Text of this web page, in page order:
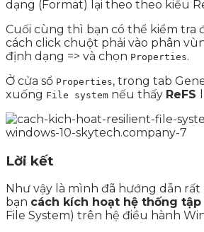
dạng (Format) lại theo theo kiểu
Cuối cùng thì bạn có thể kiểm tra
cách click chuột phải vào phân
định dạng => và chọn Properties.
Ở cửa sổ Properties, trong tab
xuống File system nếu thấy ReFS
Lời kết
Như vậy là mình đã hướng dẫn rất
bạn cách kích hoạt hệ thống tập
File System) trên hệ điều hành